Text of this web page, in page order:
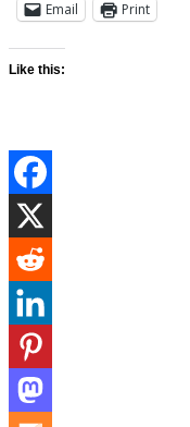
Email Print
Like this: